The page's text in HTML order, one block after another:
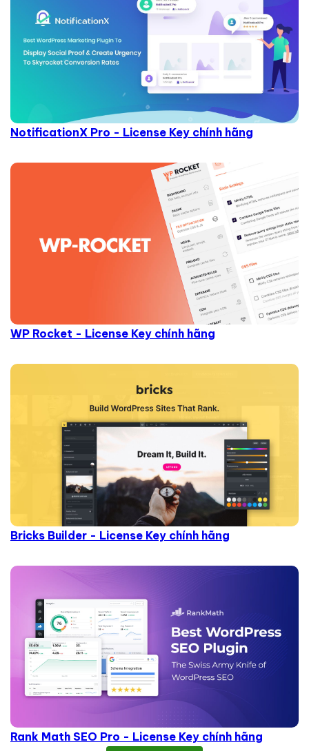
NotificationX Pro - License Key chính hãng
WP Rocket - License Key chính hãng
Bricks Builder - License Key chính hãng
Rank Math SEO Pro - License Key chính hãng